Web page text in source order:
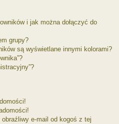
i jak można dołączyć do
grupy?
są wyświetlane innymi kolorami?
obraźliwy e-mail od kogoś z tej